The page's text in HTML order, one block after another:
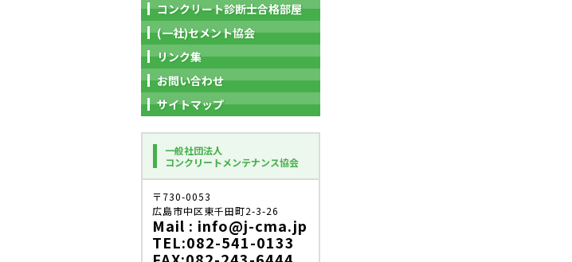
コンクリート診断士合格部屋
(一社)セメント協会
リンク集
お問い合わせ
サイトマップ
一般社団法人
コンクリートメンテナンス協会
〒730-0053
広島市中区東千田町2-3-26
Mail : info@j-cma.jp
TEL:082-541-0133